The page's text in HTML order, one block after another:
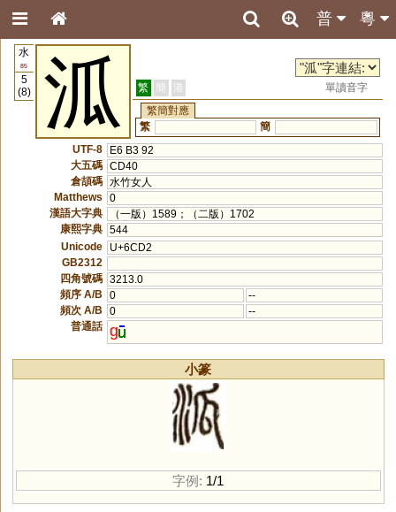
粵
普
水
85
5
(8)
泒 繁 簡 港
單讀音字
繁簡對應
繁
簡
UTF-8
E6 B3 92
大五碼 CD40
倉頡碼 水竹女人
Matthews
0
漢語大字典
（一版）1589；（二版）1702
康熙字典 544
Unicode
U+6CD2
GB2312
四角號碼 3213.0
頻序 A/B
0
--
頻次 A/B
0
--
普通話 g
小篆
字例: 1/1